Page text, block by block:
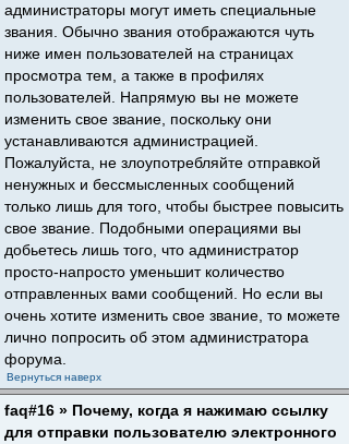
администраторы могут иметь специальные
звания. Обычно звания отображаются чуть
ниже имен пользователей на страницах
просмотра тем, а также в профилях
пользователей. Напрямую вы не можете
изменить свое звание, поскольку они
устанавливаются администрацией.
Пожалуйста, не злоупотребляйте отправкой
ненужных и бессмысленных сообщений
только лишь для того, чтобы быстрее повысить
свое звание. Подобными операциями вы
добьетесь лишь того, что администратор
просто-напросто уменьшит количество
отправленных вами сообщений. Но если вы
очень хотите изменить свое звание, то можете
лично попросить об этом администратора
форума.
Вернуться наверх
faq#16 » Почему, когда я нажимаю ссылку
для отправки пользователю электронного